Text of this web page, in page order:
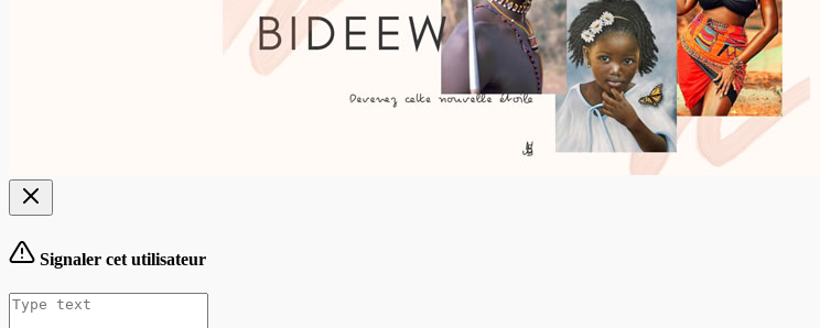
Signaler cet utilisateur